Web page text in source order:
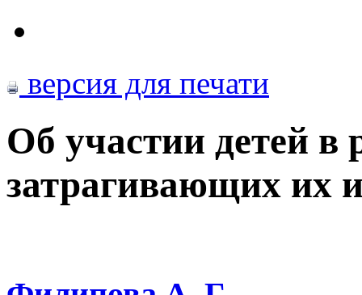
версия для печати
Об участии детей в
затрагивающих их